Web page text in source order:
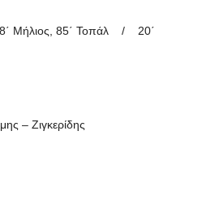
Μήλιος, 85΄ Τοπάλ / 20΄
– Ζιγκερίδης